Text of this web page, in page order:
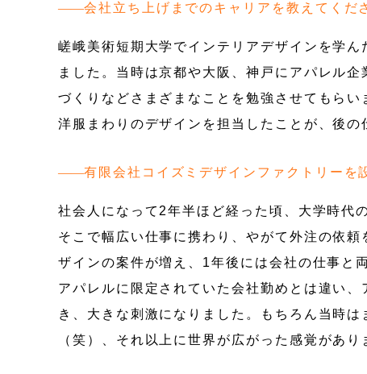
会社立ち上げまでのキャリアを教えてくだ
嵯峨美術短期大学でインテリアデザインを学
ました。当時は京都や大阪、神戸にアパレル
づくりなどさまざまなことを勉強させてもら
洋服まわりのデザインを担当したことが、後の
有限会社コイズミデザインファクトリーを
社会人になって2年半ほど経った頃、大学時代
そこで幅広い仕事に携わり、やがて外注の依
ザインの案件が増え、1年後には会社の仕事と
アパレルに限定されていた会社勤めとは違い
き、大きな刺激になりました。もちろん当時
（笑）、それ以上に世界が広がった感覚があ